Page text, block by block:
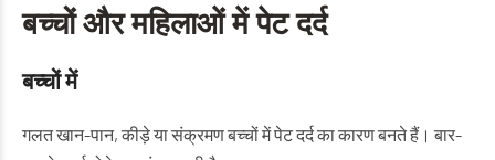
बच्चों और महिलाओं में पेट दर्द
बच्चों में
गलत खान-पान, कीड़े या संक्रमण बच्चों में पेट दर्द का कारण बनते हैं। बार-